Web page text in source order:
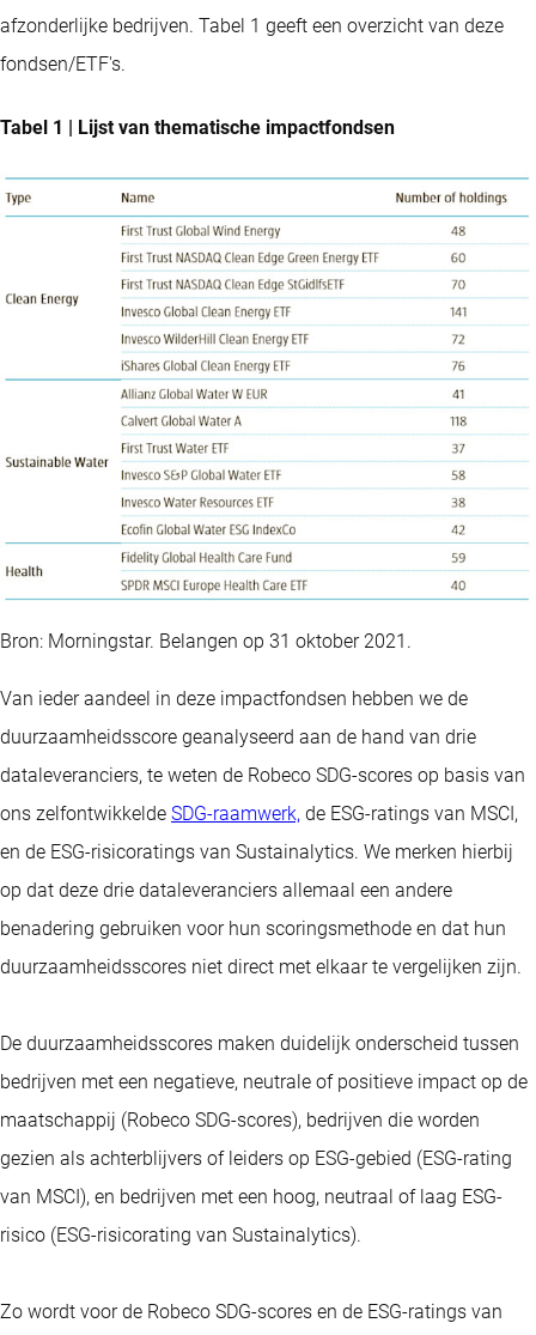
afzonderlijke bedrijven. Tabel 1 geeft een overzicht van deze
fondsen/ETF's.
Tabel 1 | Lijst van thematische impactfondsen
Bron: Morningstar. Belangen op 31 oktober 2021.
Van ieder aandeel in deze impactfondsen hebben we de
duurzaamheidsscore geanalyseerd aan de hand van drie
dataleveranciers, te weten de Robeco SDG-scores op basis van
ons zelfontwikkelde SDG-raamwerk, de ESG-ratings van MSCI,
en de ESG-risicoratings van Sustainalytics. We merken hierbij
op dat deze drie dataleveranciers allemaal een andere
benadering gebruiken voor hun scoringsmethode en dat hun
duurzaamheidsscores niet direct met elkaar te vergelijken zijn.
De duurzaamheidsscores maken duidelijk onderscheid tussen
bedrijven met een negatieve, neutrale of positieve impact op de
maatschappij (Robeco SDG-scores), bedrijven die worden
gezien als achterblijvers of leiders op ESG-gebied (ESG-rating
van MSCI), en bedrijven met een hoog, neutraal of laag ESG-
risico (ESG-risicorating van Sustainalytics).
Zo wordt voor de Robeco SDG-scores en de ESG-ratings van